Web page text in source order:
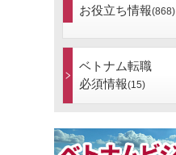
お役立ち情報(868)
ベトナム転職
必須情報(15)